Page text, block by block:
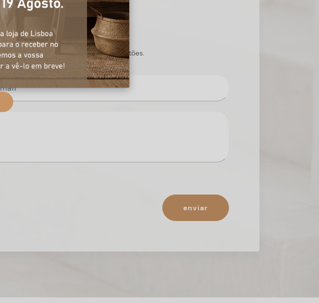
respostas para todas as suas questões.
enviar